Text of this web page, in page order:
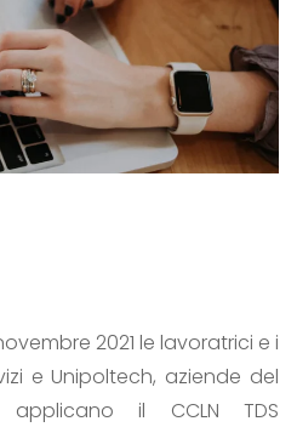
2021 le lavoratrici e i
e Unipoltech, aziende del
il CCLN TDS